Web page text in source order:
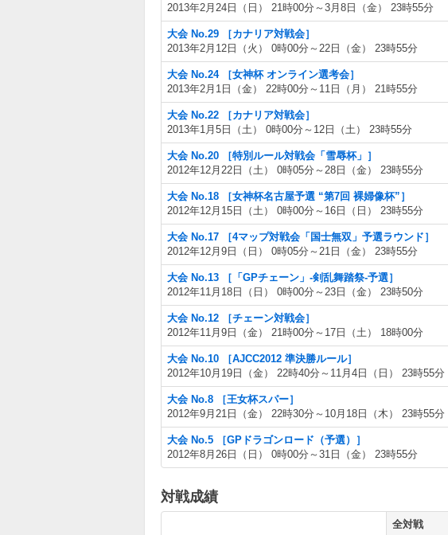
2013年2月24日（日） 21時00分～3月8日（金） 23時55分
大会 No.29 ［カナリア対戦会］
2013年2月12日（火） 0時00分～22日（金） 23時55分
大会 No.24 ［女神杯 オンライン選考会］
2013年2月1日（金） 22時00分～11日（月） 21時55分
大会 No.22 ［カナリア対戦会］
2013年1月5日（土） 0時00分～12日（土） 23時55分
大会 No.20 ［特別ルール対戦会「雪辱杯」］
2012年12月22日（土） 0時05分～28日（金） 23時55分
大会 No.18 ［女神杯名古屋予選 “第7回 裸婦像杯”］
2012年12月15日（土） 0時00分～16日（日） 23時55分
大会 No.17 ［4マップ対戦会「国士無双」予選ラウンド］
2012年12月9日（日） 0時05分～21日（金） 23時55分
大会 No.13 ［「GPチェーン」-剣乱舞踏祭-予選］
2012年11月18日（日） 0時00分～23日（金） 23時50分
大会 No.12 ［チェーン対戦会］
2012年11月9日（金） 21時00分～17日（土） 18時00分
大会 No.10 ［AJCC2012 準決勝ルール］
2012年10月19日（金） 22時40分～11月4日（日） 23時55分
大会 No.8 ［王女杯スパー］
2012年9月21日（金） 22時30分～10月18日（木） 23時55分
大会 No.5 ［GPドラゴンロード（予選）］
2012年8月26日（日） 0時00分～31日（金） 23時55分
対戦成績
全対戦